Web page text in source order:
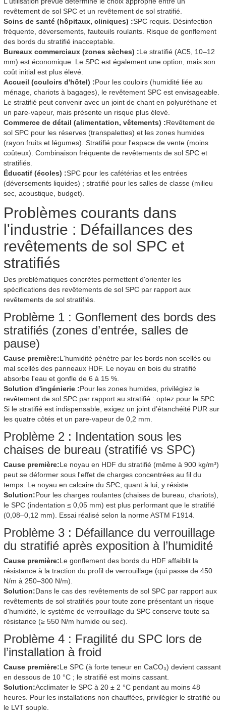
revêtement de sol SPC et un revêtement de sol stratifié.
Soins de santé (hôpitaux, cliniques) :SPC requis. Désinfection
fréquente, déversements, fauteuils roulants. Risque de gonflement
des bords du stratifié inacceptable.
Bureaux commerciaux (zones sèches) :Le stratifié (AC5, 10–12
mm) est économique. Le SPC est également une option, mais son
coût initial est plus élevé.
Accueil (couloirs d'hôtel) :Pour les couloirs (humidité liée au
ménage, chariots à bagages), le revêtement SPC est envisageable.
Le stratifié peut convenir avec un joint de chant en polyuréthane et
un pare-vapeur, mais présente un risque plus élevé.
Commerce de détail (alimentation, vêtements) :Revêtement de
sol SPC pour les réserves (transpalettes) et les zones humides
(rayon fruits et légumes). Stratifié pour l'espace de vente (moins
coûteux). Combinaison fréquente de revêtements de sol SPC et
stratifiés.
Éducatif (écoles) :SPC pour les cafétérias et les entrées
(déversements liquides) ; stratifié pour les salles de classe (milieu
sec, acoustique, budget).
Problèmes courants dans
l'industrie : Défaillances des
revêtements de sol SPC et
stratifiés
Des problématiques concrètes permettent d'orienter les
spécifications des revêtements de sol SPC par rapport aux
revêtements de sol stratifiés.
Problème 1 : Gonflement des bords des
stratifiés (zones d’entrée, salles de
pause)
Cause première:L'humidité pénètre par les bords non scellés ou
mal scellés des panneaux HDF. Le noyau en bois du stratifié
absorbe l'eau et gonfle de 6 à 15 %.
Solution d'ingénierie :Pour les zones humides, privilégiez le
revêtement de sol SPC par rapport au stratifié : optez pour le SPC.
Si le stratifié est indispensable, exigez un joint d’étanchéité PUR sur
les quatre côtés et un pare-vapeur de 0,2 mm.
Problème 2 : Indentation sous les
chaises de bureau (stratifié vs SPC)
Cause première:Le noyau en HDF du stratifié (même à 900 kg/m³)
peut se déformer sous l'effet de charges concentrées au fil du
temps. Le noyau en calcaire du SPC, quant à lui, y résiste.
Solution:Pour les charges roulantes (chaises de bureau, chariots),
le SPC (indentation ≤ 0,05 mm) est plus performant que le stratifié
(0,08–0,12 mm). Essai réalisé selon la norme ASTM F1914.
Problème 3 : Défaillance du verrouillage
du stratifié après exposition à l’humidité
Cause première:Le gonflement des bords du HDF affaiblit la
résistance à la traction du profil de verrouillage (qui passe de 450
N/m à 250–300 N/m).
Solution:Dans le cas des revêtements de sol SPC par rapport aux
revêtements de sol stratifiés pour toute zone présentant un risque
d'humidité, le système de verrouillage du SPC conserve toute sa
résistance (≥ 550 N/m humide ou sec).
Problème 4 : Fragilité du SPC lors de
l’installation à froid
Cause première:Le SPC (à forte teneur en CaCO₃) devient cassant
en dessous de 10 °C ; le stratifié est moins cassant.
Solution:Acclimater le SPC à 20 ± 2 °C pendant au moins 48
heures. Pour les installations non chauffées, privilégier le stratifié ou
le LVT souple.